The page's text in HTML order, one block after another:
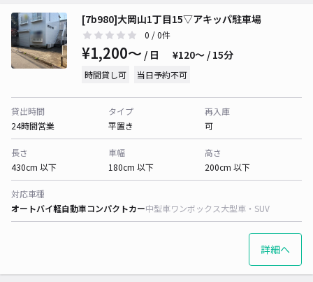
[7b980]大岡山1丁目15▽アキッパ駐車場
0 / 0件
¥1,200〜 / 日 ¥120〜 / 15分
時間貸し可 当日予約不可
貸出時間
24時間営業
タイプ
平置き
再入庫
可
長さ
430cm 以下
車幅
180cm 以下
高さ
200cm 以下
対応車種
オートバイ軽自動車コンパクトカー中型車ワンボックス大型車・SUV
詳細へ